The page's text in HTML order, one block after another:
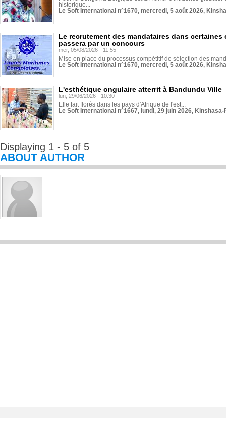
historique...
Le Soft International n°1670, mercredi, 5 août 2026,
Le recrutement des mandataires dans
passera par un concours
mer, 05/08/2026 - 11:55
Mise en place du processus compétitif de sélection des
Le Soft International n°1670, mercredi, 5 août 2026,
L'esthétique ongulaire atterrit à Bandundu Ville
lun, 29/06/2026 - 10:30
Elle fait florès dans les pays d'Afrique de l'est...
Le Soft International n°1667, lundi, 29 juin 2026,
Displaying 1 - 5 of 5
ABOUT AUTHOR